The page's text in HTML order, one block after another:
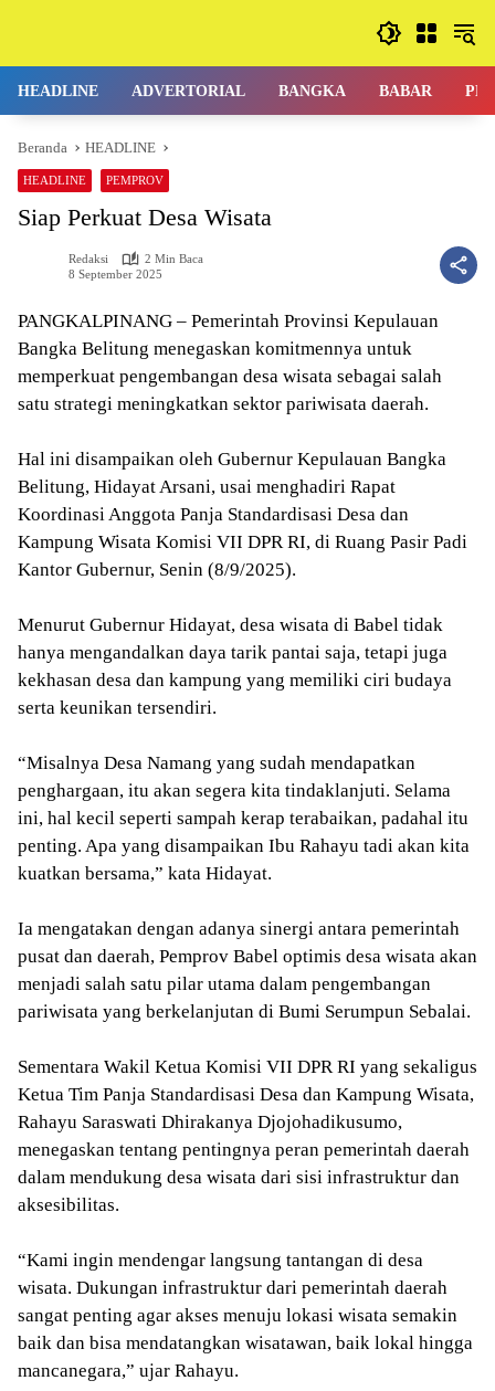
HEADLINE ADVERTORIAL BANGKA BABAR
Beranda HEADLINE
HEADLINE PEMPROV
Siap Perkuat Desa Wisata
Redaksi
2 Min Baca
8 September 2025
PANGKALPINANG – Pemerintah Provinsi Kepulauan
Bangka Belitung menegaskan komitmennya untuk
memperkuat pengembangan desa wisata sebagai salah
satu strategi meningkatkan sektor pariwisata daerah.
Hal ini disampaikan oleh Gubernur Kepulauan Bangka
Belitung, Hidayat Arsani, usai menghadiri Rapat
Koordinasi Anggota Panja Standardisasi Desa dan
Kampung Wisata Komisi VII DPR RI, di Ruang Pasir Padi
Kantor Gubernur, Senin (8/9/2025).
Menurut Gubernur Hidayat, desa wisata di Babel tidak
hanya mengandalkan daya tarik pantai saja, tetapi juga
kekhasan desa dan kampung yang memiliki ciri budaya
serta keunikan tersendiri.
“Misalnya Desa Namang yang sudah mendapatkan
penghargaan, itu akan segera kita tindaklanjuti. Selama
ini, hal kecil seperti sampah kerap terabaikan, padahal itu
penting. Apa yang disampaikan Ibu Rahayu tadi akan kita
kuatkan bersama,” kata Hidayat.
Ia mengatakan dengan adanya sinergi antara pemerintah
pusat dan daerah, Pemprov Babel optimis desa wisata akan
menjadi salah satu pilar utama dalam pengembangan
pariwisata yang berkelanjutan di Bumi Serumpun Sebalai.
Sementara Wakil Ketua Komisi VII DPR RI yang sekaligus
Ketua Tim Panja Standardisasi Desa dan Kampung Wisata,
Rahayu Saraswati Dhirakanya Djojohadikusumo,
menegaskan tentang pentingnya peran pemerintah daerah
dalam mendukung desa wisata dari sisi infrastruktur dan
aksesibilitas.
“Kami ingin mendengar langsung tantangan di desa
wisata. Dukungan infrastruktur dari pemerintah daerah
sangat penting agar akses menuju lokasi wisata semakin
baik dan bisa mendatangkan wisatawan, baik lokal hingga
mancanegara,” ujar Rahayu.